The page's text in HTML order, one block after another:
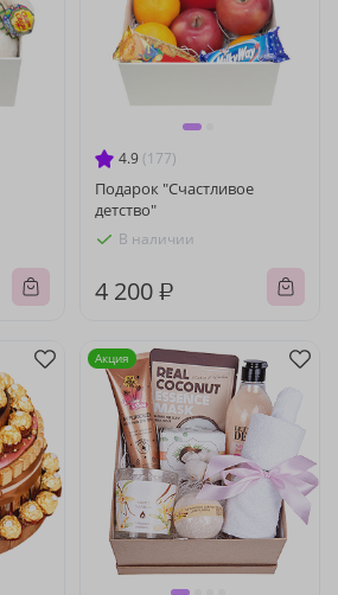
4.9 (177)
Подарок "Счастливое
детство"
В наличии
4 200 ₽
Акция